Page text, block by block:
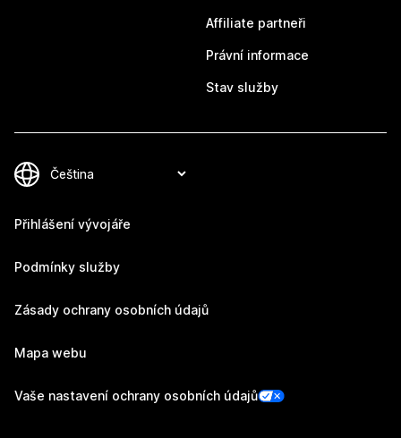
Affiliate partneři
Právní informace
Stav služby
Přihlášení vývojáře
Podmínky služby
Zásady ochrany osobních údajů
Mapa webu
Vaše nastavení ochrany osobních údajů